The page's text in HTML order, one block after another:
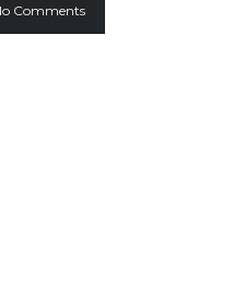
Comments